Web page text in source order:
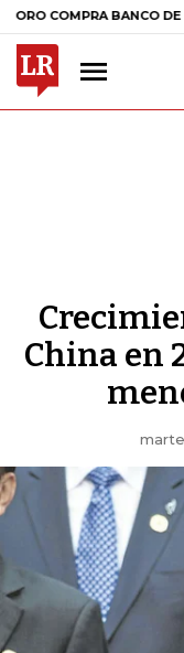
BANCO DE LA
China en